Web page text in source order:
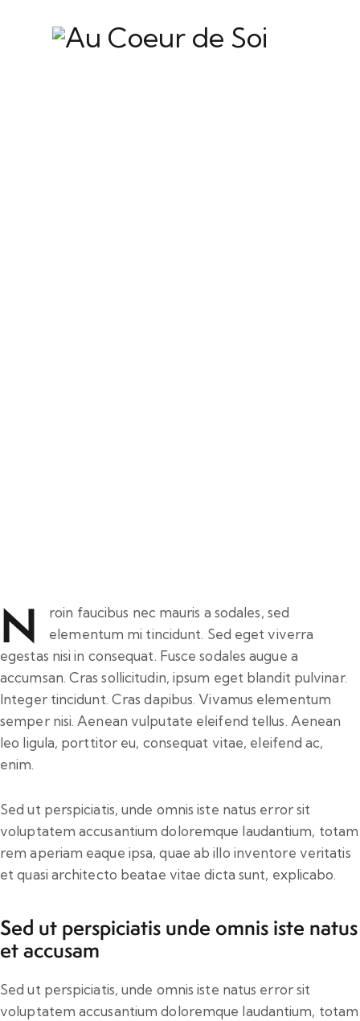
N
roin faucibus nec mauris a sodales, sed
elementum mi tincidunt. Sed eget viverra
egestas nisi in consequat. Fusce sodales augue a
accumsan. Cras sollicitudin, ipsum eget blandit pulvinar.
Integer tincidunt. Cras dapibus. Vivamus elementum
semper nisi. Aenean vulputate eleifend tellus. Aenean
leo ligula, porttitor eu, consequat vitae, eleifend ac,
enim.
Sed ut perspiciatis, unde omnis iste natus error sit
voluptatem accusantium doloremque laudantium, totam
rem aperiam eaque ipsa, quae ab illo inventore veritatis
et quasi architecto beatae vitae dicta sunt, explicabo.
Sed ut perspiciatis unde omnis iste natus
et accusam
Sed ut perspiciatis, unde omnis iste natus error sit
voluptatem accusantium doloremque laudantium, totam